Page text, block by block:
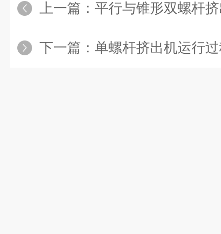
上一篇： 平行与锥形双螺杆
下一篇： 单螺杆挤出机运行过